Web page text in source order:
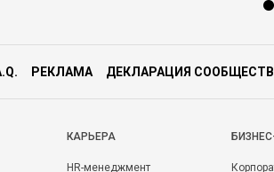
РЕКЛАМА ДЕКЛАРАЦИЯ
КАРЬЕРА
HR-менеджмент